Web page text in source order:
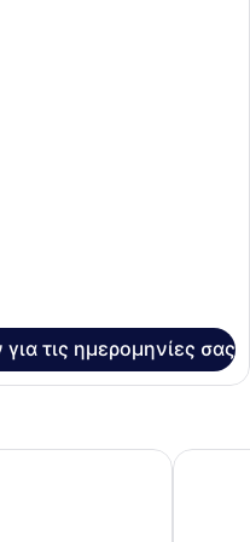
τις ημερομηνίες σας
KaSeas